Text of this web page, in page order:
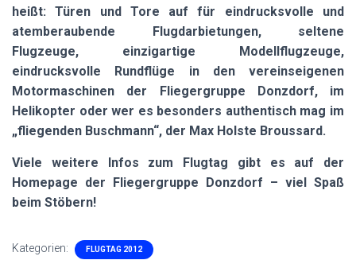
heißt: Türen und Tore auf für eindrucksvolle und
atemberaubende Flugdarbietungen, seltene
Flugzeuge, einzigartige Modellflugzeuge,
eindrucksvolle Rundflüge in den vereinseigenen
Motormaschinen der Fliegergruppe Donzdorf, im
Helikopter oder wer es besonders authentisch mag im
„fliegenden Buschmann“, der Max Holste Broussard.
Viele weitere Infos zum Flugtag gibt es auf der
Homepage der Fliegergruppe Donzdorf – viel Spaß
beim Stöbern!
Kategorien: FLUGTAG 2012